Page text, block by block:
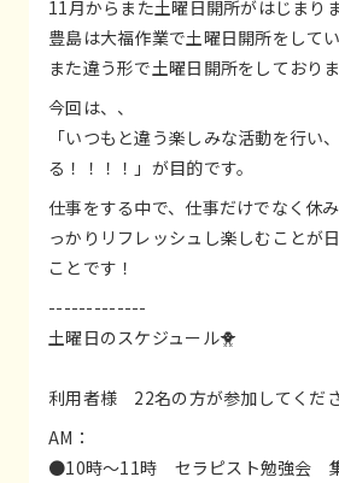
11月からまた土曜日開所がはじまり
豊島は大福作業で土曜日開所をしてい
また違う形で土曜日開所をしておりま
今回は、、
「いつもと違う楽しみな活動を行い
る！！！！」が目的です。
仕事をする中で、仕事だけでなく休
っかりリフレッシュし楽しむことが
ことです！
-------------
土曜日のスケジュール🐥
利用者様 22名の方が参加してくだ
AM：
●10時〜11時 セラピスト勉強会